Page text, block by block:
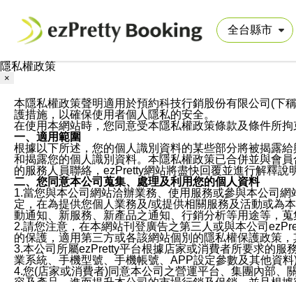
隱私權政策
×
本隱私權政策聲明適用於預約科技行銷股份有限公司(下
護措施，以確保使用者個人隱私的安全。
在使用本網站時，您同意受本隱私權政策條款及條件所
一、適用範圍
根據以下所述，您的個人識別資料的某些部分將被揭露
和揭露您的個人識別資料。本隱私權政策已合併並與會
的服務人員聯絡，ezPretty網站將盡快回覆並進行解釋說
二、您同意本公司蒐集、處理及利用您的個人資料
1.當您與本公司網站洽辦業務、使用服務或參與本公司
定，在為提供您個人業務及/或提供相關服務及活動或為
動通知、新服務、新產品之通知、行銷分析等用途等，蒐
2.請您注意，在本網站刊登廣告之第三人或與本公司
的保護，適用第三方或各該網站個別的隱私權保護政策
3.本公司所屬ezPretty平台根據店家或消費者所要求的服
業系統、手機型號、手機帳號、APP設定參數及其他資
4.您(店家或消費者)同意本公司之營運平台、集團內部、